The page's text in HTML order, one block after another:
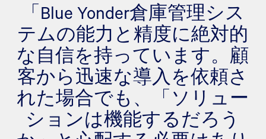
「Blue Yonder倉庫管理シス
テムの能力と精度に絶対的
な自信を持っています。顧
客から迅速な導入を依頼さ
れた場合でも、「ソリュー
ションは機能するだろう